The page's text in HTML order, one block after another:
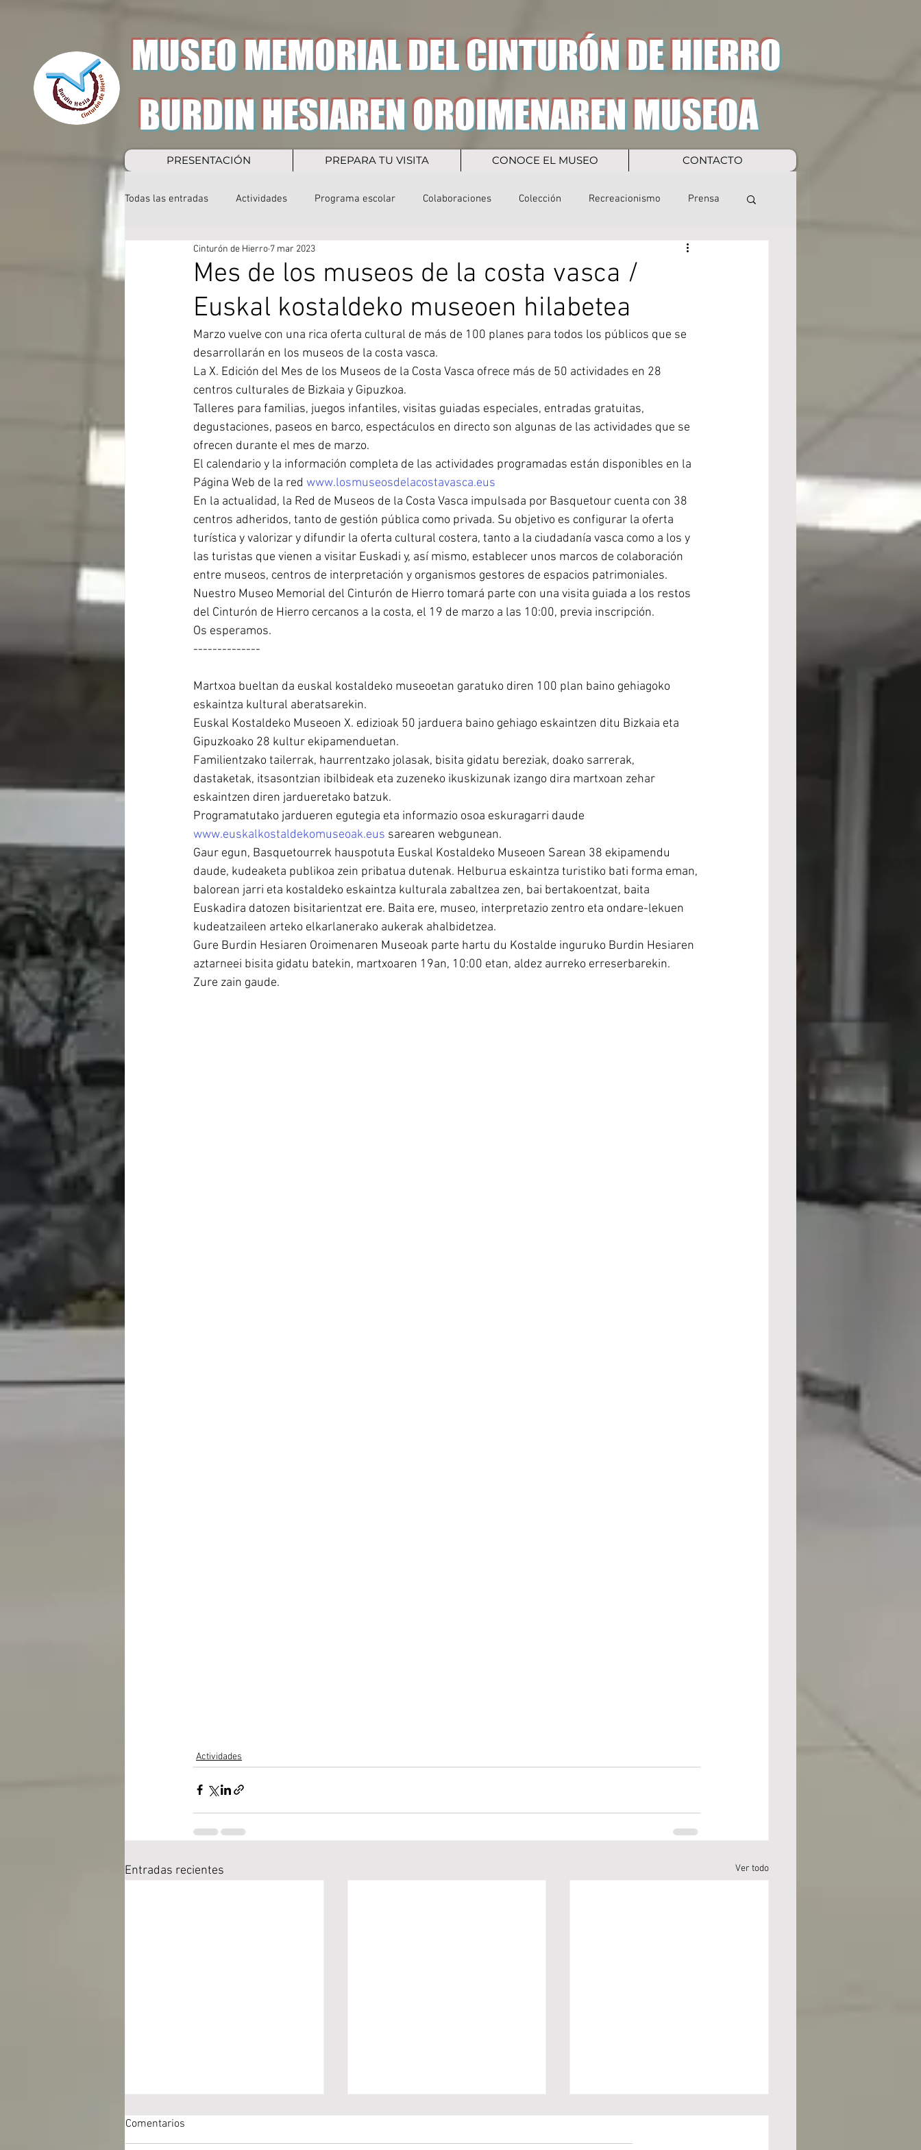
MUSEO MEMORIAL DEL CINTURÓN DE HIERRO
PRESENTACIÓN PREPARA TU VISITA CONOCE EL MUSEO CONTACTO
BURDIN HESIAREN OROIMENAREN MUSEOA
Todas las entradas Actividades Programa escolar Colaboraciones Colección Recreacionismo Prensa
Mes de los museos de la costa vasca /
Euskal kostaldeko museoen hilabetea
Cinturón de Hierro 7 mar 2023
Marzo vuelve con una rica oferta cultural de más de 100 planes para todos los públicos que se
desarrollarán en los museos de la costa vasca.
La X. Edición del Mes de los Museos de la Costa Vasca ofrece más de 50 actividades en 28
centros culturales de Bizkaia y Gipuzkoa.
Talleres para familias, juegos infantiles, visitas guiadas especiales, entradas gratuitas,
degustaciones, paseos en barco, espectáculos en directo son algunas de las actividades que se
ofrecen durante el mes de marzo.
El calendario y la información completa de las actividades programadas están disponibles en la
Página Web de la red www.losmuseosdelacostavasca.eus
En la actualidad, la Red de Museos de la Costa Vasca impulsada por Basquetour cuenta con 38
centros adheridos, tanto de gestión pública como privada. Su objetivo es configurar la oferta
turística y valorizar y difundir la oferta cultural costera, tanto a la ciudadanía vasca como a los y
las turistas que vienen a visitar Euskadi y, así mismo, establecer unos marcos de colaboración
entre museos, centros de interpretación y organismos gestores de espacios patrimoniales.
Nuestro Museo Memorial del Cinturón de Hierro tomará parte con una visita guiada a los restos
del Cinturón de Hierro cercanos a la costa, el 19 de marzo a las 10:00, previa inscripción.
Os esperamos.
--------------
Martxoa bueltan da euskal kostaldeko museoetan garatuko diren 100 plan baino gehiagoko
eskaintza kultural aberatsarekin.
Euskal Kostaldeko Museoen X. edizioak 50 jarduera baino gehiago eskaintzen ditu Bizkaia eta
Gipuzkoako 28 kultur ekipamenduetan.
Familientzako tailerrak, haurrentzako jolasak, bisita gidatu bereziak, doako sarrerak,
dastaketak, itsasontzian ibilbideak eta zuzeneko ikuskizunak izango dira martxoan zehar
eskaintzen diren jardueretako batzuk.
Programatutako jardueren egutegia eta informazio osoa eskuragarri daude
www.euskalkostaldekomuseoak.eus sarearen webgunean.
Gaur egun, Basquetourrek hauspotuta Euskal Kostaldeko Museoen Sarean 38 ekipamendu
daude, kudeaketa publikoa zein pribatua dutenak. Helburua eskaintza turistiko bati forma eman,
balorean jarri eta kostaldeko eskaintza kulturala zabaltzea zen, bai bertakoentzat, baita
Euskadira datozen bisitarientzat ere. Baita ere, museo, interpretazio zentro eta ondare-lekuen
kudeatzaileen arteko elkarlanerako aukerak ahalbidetzea.
Gure Burdin Hesiaren Oroimenaren Museoak parte hartu du Kostalde inguruko Burdin Hesiaren
aztarneei bisita gidatu batekin, martxoaren 19an, 10:00 etan, aldez aurreko erreserbarekin.
Zure zain gaude.
Actividades
Entradas recientes Ver todo
Comentarios